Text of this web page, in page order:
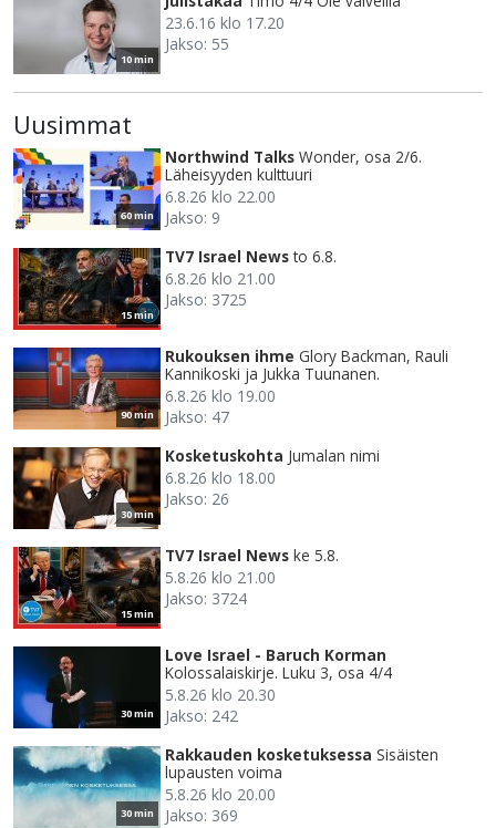
10 min
23.6.16 klo 17.20
Jakso: 55
Uusimmat
60 min
Northwind Talks Wonder, osa 2/6.
Läheisyyden kulttuuri
6.8.26 klo 22.00
Jakso: 9
15 min
TV7 Israel News to 6.8.
6.8.26 klo 21.00
Jakso: 3725
90 min
Rukouksen ihme Glory Backman, Rauli
Kannikoski ja Jukka Tuunanen.
6.8.26 klo 19.00
Jakso: 47
30 min
Kosketuskohta Jumalan nimi
6.8.26 klo 18.00
Jakso: 26
15 min
TV7 Israel News ke 5.8.
5.8.26 klo 21.00
Jakso: 3724
30 min
Love Israel - Baruch Korman
Kolossalaiskirje. Luku 3, osa 4/4
5.8.26 klo 20.30
Jakso: 242
30 min
Rakkauden kosketuksessa Sisäisten
lupausten voima
5.8.26 klo 20.00
Jakso: 369